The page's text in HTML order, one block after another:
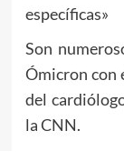
específicas»
Son
Ómicron con
del
la CNN.